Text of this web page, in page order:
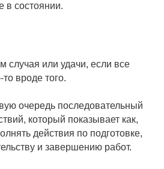
в состоянии.
случая или удачи, если все
вроде того.
очередь последовательный
который показывает как,
действия по подготовке,
и завершению работ.